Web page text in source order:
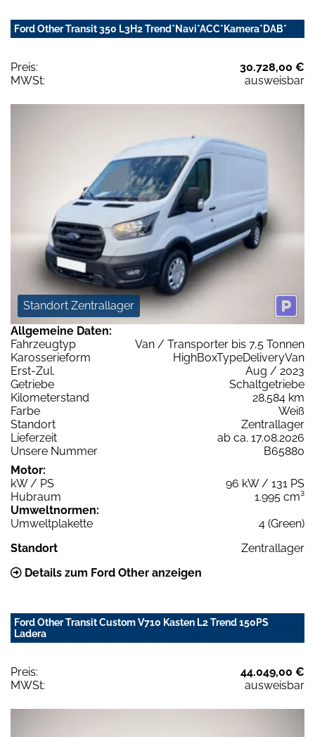
Ford Other Transit 350 L3H2 Trend*Navi*ACC*Kamera*DAB*
Preis:
30.728,00 €
MWSt:
ausweisbar
Standort Zentrallager
Allgemeine Daten:
Fahrzeugtyp
Van / Transporter bis 7,5 Tonnen
Karosserieform
HighBoxTypeDeliveryVan
Erst-Zul.
Aug / 2023
Getriebe
Schaltgetriebe
Kilometerstand
28.584 km
Farbe
Weiß
Standort
Zentrallager
Lieferzeit
ab ca. 17.08.2026
Unsere Nummer
B65880
Motor:
kW / PS
96 kW / 131 PS
Hubraum
1.995 cm³
Umweltnormen:
Umweltplakette
4 (Green)
Standort
Zentrallager
Details zum Ford Other anzeigen
Ford Other Transit Custom V710 Kasten L2 Trend 150PS
Ladera
Preis:
44.049,00 €
MWSt:
ausweisbar